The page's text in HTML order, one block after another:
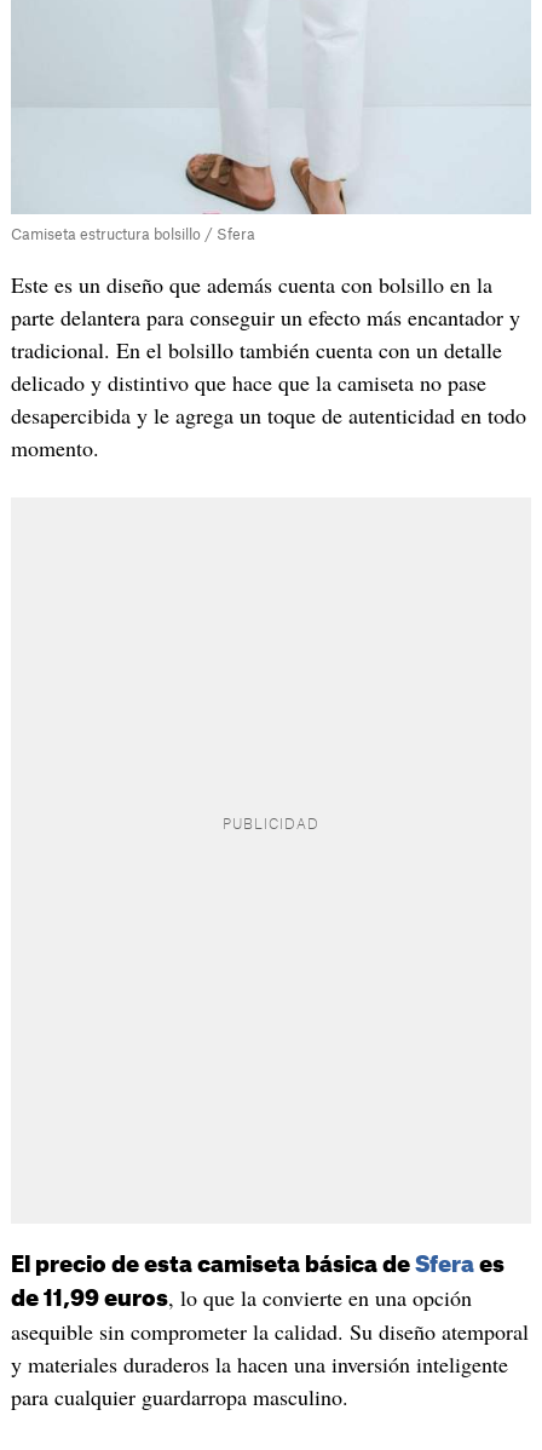
Camiseta estructura bolsillo / Sfera
Este es un diseño que además cuenta con bolsillo en la
parte delantera para conseguir un efecto más encantador y
tradicional. En el bolsillo también cuenta con un detalle
delicado y distintivo que hace que la camiseta no pase
desapercibida y le agrega un toque de autenticidad en todo
momento.
El precio de esta camiseta básica de Sferaes
de 11,99 euros, lo que la convierte en una opción
asequible sin comprometer la calidad. Su diseño atemporal
y materiales duraderos la hacen una inversión inteligente
para cualquier guardarropa masculino.